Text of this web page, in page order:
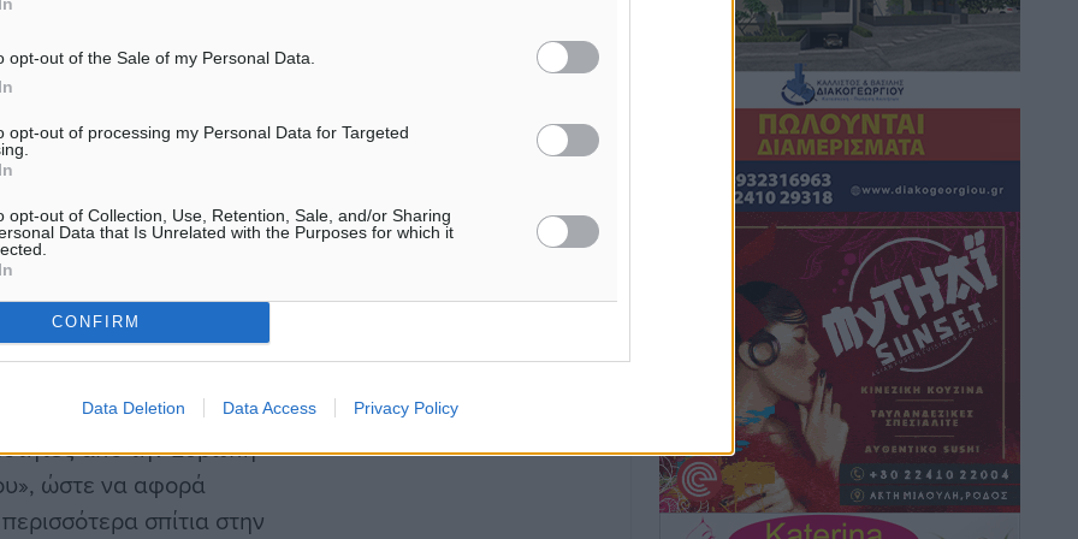
opt-out of the Sale of my Personal Data.
opt-out of processing my Personal Data for Targeted
opt-out of Collection, Use, Retention, Sale, and/or Sharing
Data that Is Unrelated with the Purposes for which it
CONFIRM
Data Deletion Data Access Privacy Policy
κανόνες,
ο Κυριάκος
στην Κέρκυρα και τη
έκανε
την
ανέφερε ότι
από την Ευρώπη
ώστε να αφορά
σπίτια στην
Τοπικές Ειδήσεις• πριν 13 ώρες
Iατρικός Σύλλογος Ροδου προς Α.
Γεωργιάδη: Στρατηγικές Προτάσεις για
την Ενίσχυση της Δημόσιας Υγείας στη
Νησιωτική Ελλάδα και στα
Νοσοκομεία της Γ΄ Ζώνης
Τοπικές Ειδήσεις• πριν 13 ώρες
Πάνθηρες: Ξεκίνησαν αισιόδοξοι για
την παρθενική “πτήση” τους
Αθλητικά• πριν 13 ώρες
Άρης Αρχαγγέλου: Στο πλευρό του
άτυχου Ιάκωβου Θωμά
Αθλητικά• πριν 13 ώρες